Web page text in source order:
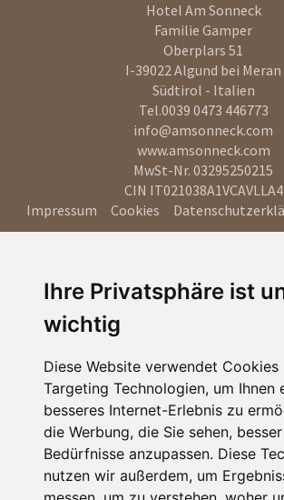
Ihre Privatsphäre ist
wichtig
Diese Website verwendet Cookies
Targeting Technologien, um Ihnen
besseres Internet-Erlebnis zu
die Werbung, die Sie sehen,
Bedürfnisse anzupassen. Diese
nutzen wir außerdem, um
Hotel Am Sonneck
Familie Gamper
Oberplars 51
I-39022Algund bei Meran
Südtirol - Italien
Tel.0039 0473 446773
info@amsonneck.com
www.amsonneck.com
MwSt-Nr. 03295250215
CIN IT021038A1VCAVLLA4
Impressum
Cookies